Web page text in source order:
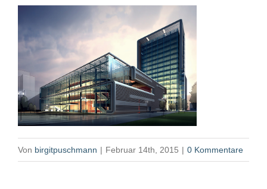
Von birgitpuschmann | Februar 14th, 2015 | 0 Kommentare